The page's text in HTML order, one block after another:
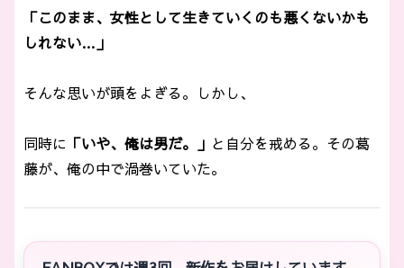
「このまま、女性として生きていくのも悪くないかも
しれない…」
そんな思いが頭をよぎる。しかし、
同時に 「いや、俺は男だ。」 と自分を戒める。その葛
藤が、俺の中で渦巻いていた。